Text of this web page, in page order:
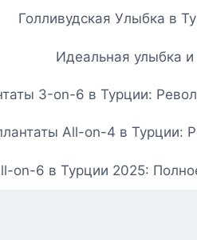
Голливудская Улыбка в
Идеальная улыбка
3-on-6 в Турции:
All-on-4 в Турции:
on-6 в Турции 2025: